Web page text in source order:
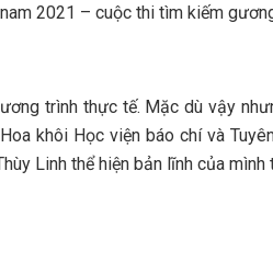
2021 – cuộc thi tìm kiếm
trình thực tế. Mặc dù vậy
khôi Học viện báo chí và
Linh thể hiện bản lĩnh của mình